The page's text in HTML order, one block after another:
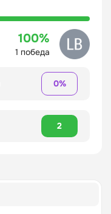
100%
1 победа
0%
2